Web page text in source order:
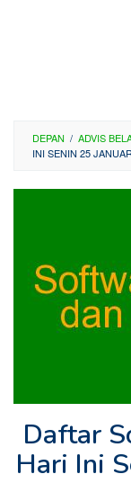
DEPAN / ADVIS
INI SENIN 25
Daftar
Hari Ini